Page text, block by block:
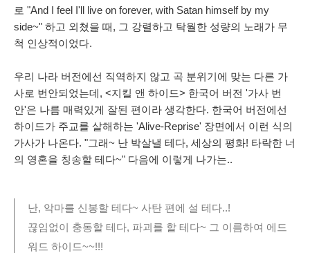
로 "And I feel I'll live on forever, with Satan himself by my
side~" 하고 외쳤을 때, 그 강렬하고 탁월한 성량의 노래가 무
척 인상적이었다.
우리 나라 버전에선 직역하지 않고 곡 분위기에 맞는 다른 가
사로 번안되었는데, <지킬 앤 하이드> 한국어 버전 '가사 번
안'은 나름 매력있게 잘된 편이라 생각한다. 한국어 버전에선
하이드가 주교를 살해하는 'Alive-Reprise' 장면에서 이런 식의
가사가 나온다. "그래~ 난 박살낼 테다, 세상의 평화! 타락한 너
의 영혼을 칭송할 테다~" 다음에 이렇게 나가는..
난, 악마를 신봉할 테다~ 사탄 편에 설 테다..!
끊임없이 충동할 테다, 파괴를 할 테다~ 그 이름하여 에드
워드 하이드~~!!!